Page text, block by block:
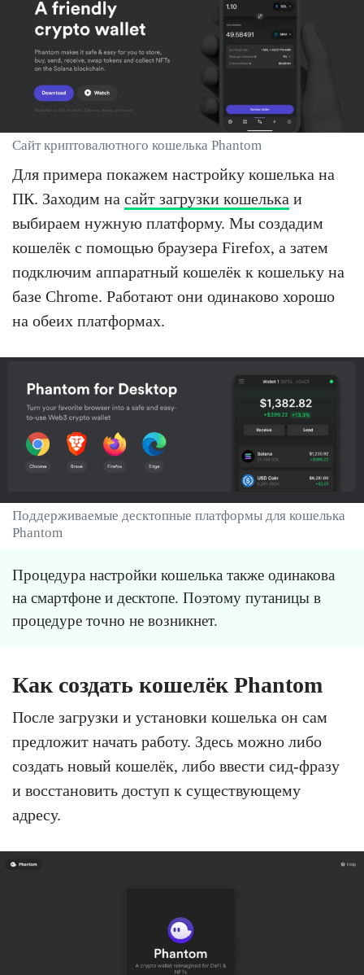
Сайт криптовалютного кошелька Phantom
Для примера покажем настройку кошелька на
ПК. Заходим на сайт загрузки кошелька и
выбираем нужную платформу. Мы создадим
кошелёк с помощью браузера Firefox, а затем
подключим аппаратный кошелёк к кошельку на
базе Chrome. Работают они одинаково хорошо
на обеих платформах.
Поддерживаемые десктопные платформы для кошелька
Phantom
Процедура настройки кошелька также одинакова
на смартфоне и десктопе. Поэтому путаницы в
процедуре точно не возникнет.
Как создать кошелёк Phantom
После загрузки и установки кошелька он сам
предложит начать работу. Здесь можно либо
создать новый кошелёк, либо ввести сид-фразу
и восстановить доступ к существующему
адресу.